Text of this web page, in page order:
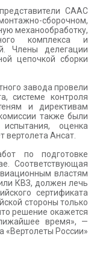
СААС
сборочном,
механообработку,
комплекса и
Члены делегации
цепочкой сборки
завода провели
системе контроля
и директивам
также были
оценка
вертолета Ансат.
по подготовке
Соответствующая
властям
КВЗ, должен лечь
сертификата
стороны только
решение окажется
время», —
«Вертолеты России»